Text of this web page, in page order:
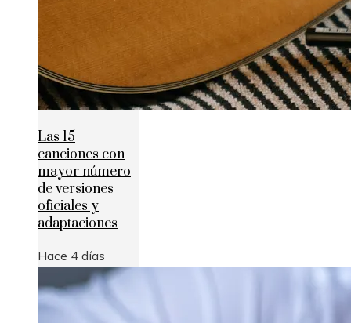
Las 15
canciones con
mayor número
de versiones
oficiales y
adaptaciones
Hace 4 días